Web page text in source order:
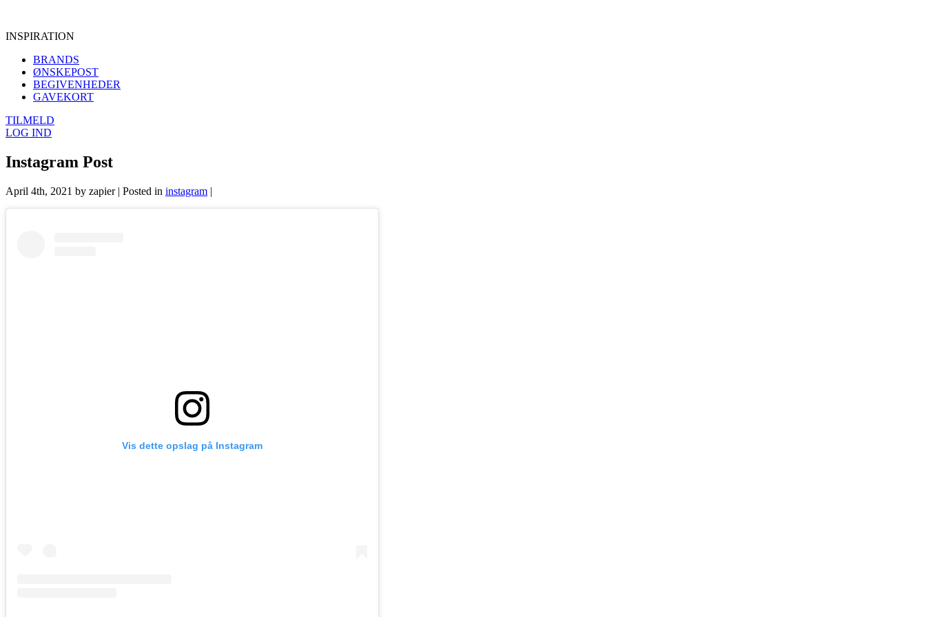
INSPIRATION
BRANDS
ØNSKEPOST
BEGIVENHEDER
GAVEKORT
TILMELD
LOG IND
Instagram Post
April 4th, 2021 by zapier | Posted in instagram |
Vis dette opslag på Instagram